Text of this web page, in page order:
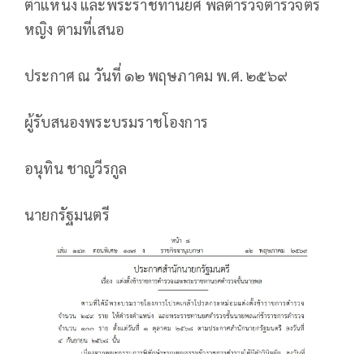
ตำแหน่ง และพระราชทานยศ พลตำรวจตำรวจตรี
หญิง ตามที่เสนอ
ประกาศ ณ วันที่ ๑๒ พฤษภาคม พ.ศ. ๒๕๖๙
ผู้รับสนองพระบรมราชโองการ
อนุทิน ชาญวีรกูล
นายกรัฐมนตรี